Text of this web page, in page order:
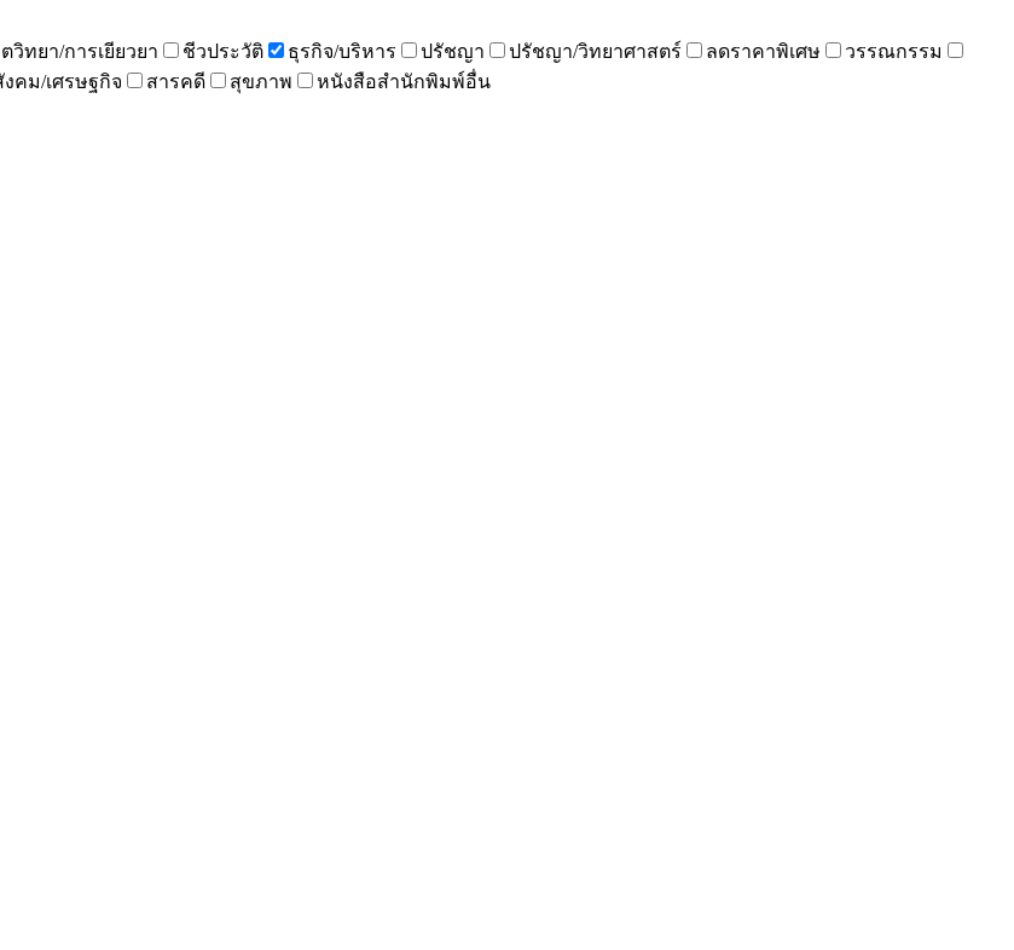
วิทยา/การเยียวยา ชีวประวัติ ธุรกิจ/บริหาร ปรัชญา ปรัชญา/วิทยาศาสตร์ ลดราคาพิเศษ
วรรณกรรม
งคม/เศรษฐกิจ สารคดี สุขภาพ หนังสือสำนักพิมพ์อื่น